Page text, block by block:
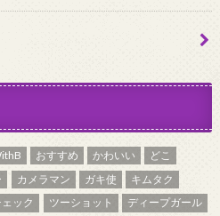
おすすめ かわいい
どこ
カメラマン ガキ使
キムタク
ック ツーショット
ディープガール